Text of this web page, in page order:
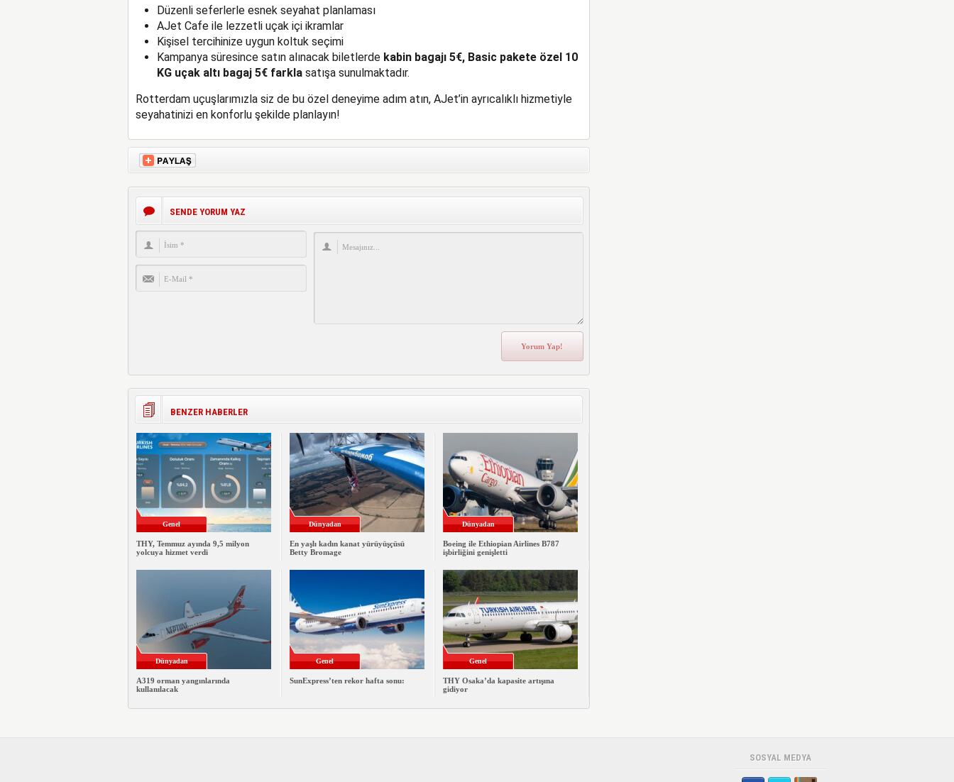
Düzenli seferlerle esnek seyahat planlaması
AJet Cafe ile lezzetli uçak içi ikramlar
Kişisel tercihinize uygun koltuk seçimi
Kampanya süresince satın alınacak biletlerde kabin bagajı 5€, Basic pakete özel 10
KG uçak altı bagaj 5€ farklasatışa sunulmaktadır.
Rotterdam uçuşlarımızla siz de bu özel deneyime adım atın, AJet’in ayrıcalıklı hizmetiyle
seyahatinizi en konforlu şekilde planlayın!
SENDE YORUM YAZ
BENZER HABERLER
Genel
THY, Temmuz ayında 9,5 milyon
yolcuya hizmet verdi
Dünyadan
En yaşlı kadın kanat yürüyüşçüsü
Betty Bromage
Dünyadan
Boeing ile Ethiopian Airlines B787
işbirliğini genişletti
Dünyadan
A319 orman yangınlarında
kullanılacak
Genel
SunExpress’ten rekor hafta sonu:
Genel
THY Osaka’da kapasite artışına
gidiyor
SOSYAL MEDYA